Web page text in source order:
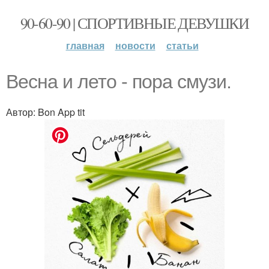
90-60-90 | СПОРТИВНЫЕ ДЕВУШКИ
главная новости статьи
Весна и лето - пора смузи.
Автор: Bon App tit